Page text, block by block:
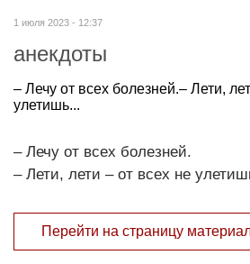
1 июля 2023 - 12:37
анекдоты
– Лечу от всех болезней.– Лети,
улетишь...
– Лечу от всех болезней.
– Лети, лети – от всех не
Перейти на страницу